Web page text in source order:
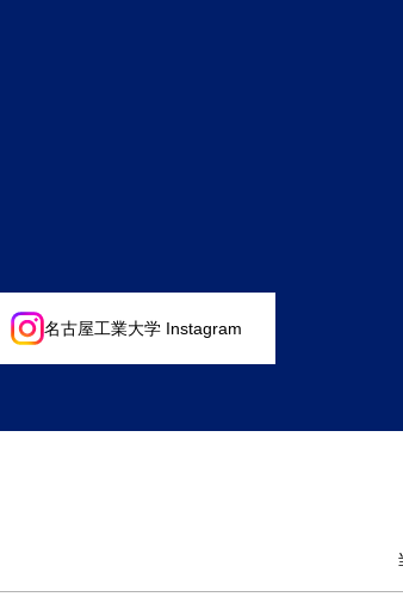
名古屋工業大学 Instagram